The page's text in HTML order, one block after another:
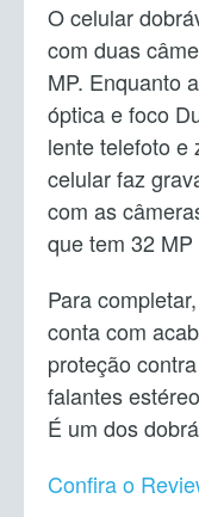
O celular
com duas
MP. Enquanto
óptica e foco
lente telefoto e
celular faz
com as
que tem 32
Para
conta com
proteção
falantes
É um dos
Confira o